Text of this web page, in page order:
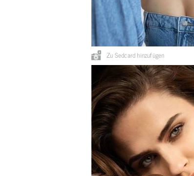
Zu Sedcard hinzufügen